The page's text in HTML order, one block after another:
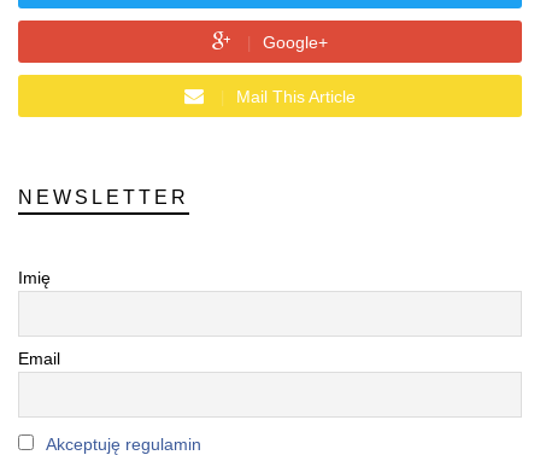
Google+
Mail This Article
NEWSLETTER
Imię
Email
Akceptuję regulamin